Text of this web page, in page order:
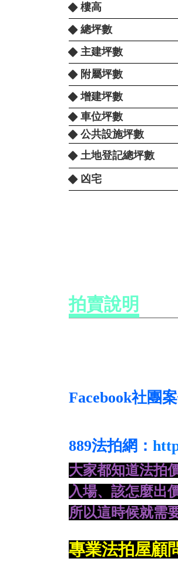
樓高
總坪數
主建坪數
附屬坪數
增建坪數
車位坪數
公共設施坪數
土地登記總坪數
凶宅
拍賣說明
Facebook社團
889法拍網：
大家都知道法拍
入場、 該怎麼出
所以這時候就需
專業法拍屋顧